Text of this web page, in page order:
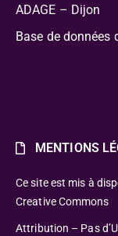
ADAGE – Dijon
Base de données
MENTIONS
Ce site est mis à
Creative Commons
Attribution – Pas